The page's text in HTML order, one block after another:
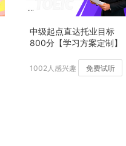
中级起点直达托业目标
800分【学习方案定制】
1002人感兴趣 免费试听